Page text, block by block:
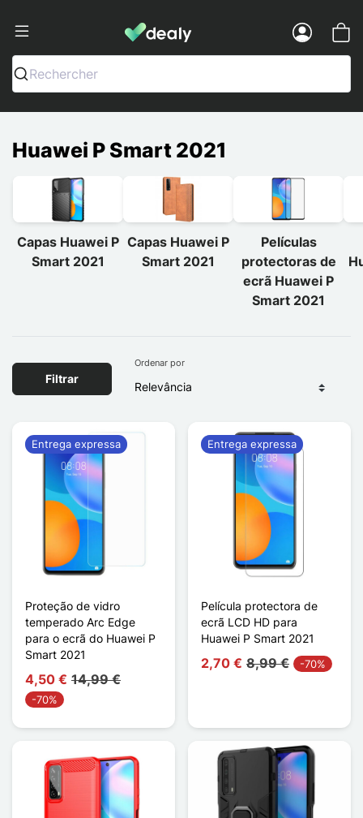
Dealy - Capas e acessórios para
Rechercher
Huawei P Smart 2021
Capas Huawei P
Smart 2021
Capas Huawei P
Smart 2021
Películas
protectoras de
ecrã Huawei P
Smart 2021
Filtrar
Ordenar por
Proteção de vidro
temperado Arc Edge
para o ecrã do Huawei P
Smart 2021
4,50 € 14,99 €
-70%
Entrega expressa
Película protectora de
ecrã LCD HD para
Huawei P Smart 2021
2,70 € 8,99 € -70%
Entrega expressa